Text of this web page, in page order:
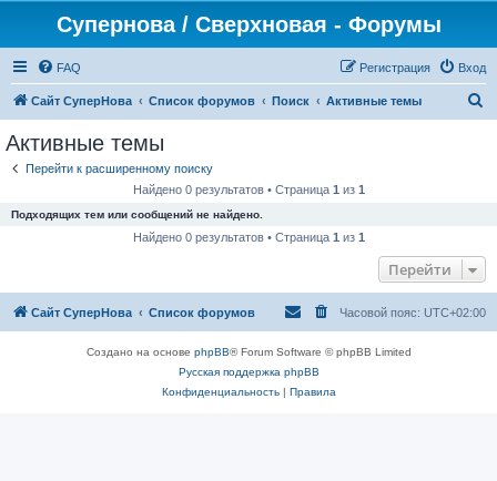
Супернова / Сверхновая - Форумы
FAQ Вход
Регистрация
Сайт СуперНова Список форумов Поиск Активные темы
Активные темы
Перейти к расширенному поиску
Найдено 0 результатов • Страница 1 из 1
Подходящих тем или сообщений не найдено.
Найдено 0 результатов • Страница 1 из 1
Перейти
Сайт СуперНова Список форумов Часовой пояс: UTC+02:00
Создано на основе phpBB® Forum Software © phpBB Limited
Русская поддержка phpBB
Конфиденциальность| Правила